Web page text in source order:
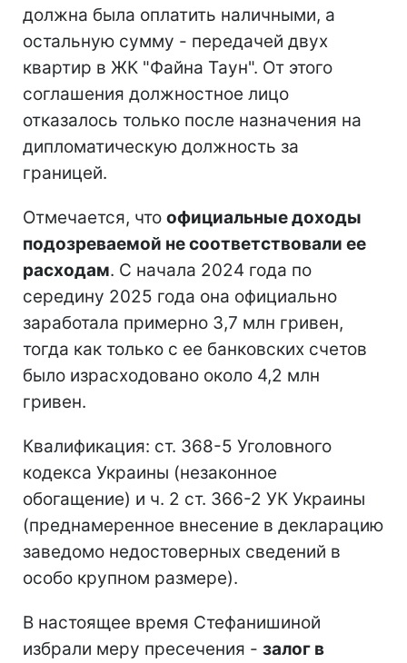
должна была оплатить наличными, а
остальную сумму - передачей двух
квартир в ЖК "Файна Таун". От этого
соглашения должностное лицо
отказалось только после назначения на
дипломатическую должность за
границей.
Отмечается, что официальные доходы
подозреваемой не соответствовали ее
расходам. С начала 2024 года по
середину 2025 года она официально
заработала примерно 3,7 млн гривен,
тогда как только с ее банковских счетов
было израсходовано около 4,2 млн
гривен.
Квалификация: ст. 368-5 Уголовного
кодекса Украины (незаконное
обогащение) и ч. 2 ст. 366-2 УК Украины
(преднамеренное внесение в декларацию
заведомо недостоверных сведений в
особо крупном размере).
В настоящее время Стефанишиной
избрали меру пресечения - залог в